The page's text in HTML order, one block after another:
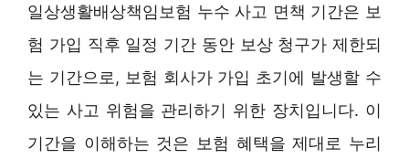
일상생활배상책임보험 누수 사고 면책 기간은 보
험 가입 직후 일정 기간 동안 보상 청구가 제한되
는 기간으로, 보험 회사가 가입 초기에 발생할 수
있는 사고 위험을 관리하기 위한 장치입니다. 이
기간을 이해하는 것은 보험 혜택을 제대로 누리